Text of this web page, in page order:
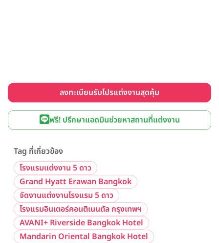
ลงทะเบียนรับโปรแต่งงานสุดคุ้ม
ฟรี! ปรึกษาแอดมินช่วยหาสถานที่แต่งงาน
Tag ที่เกี่ยวข้อง
โรงแรมแต่งงาน 5 ดาว
Grand Hyatt Erawan Bangkok
จัดงานแต่งงานโรงแรม 5 ดาว
โรงแรมอินเตอร์คอนติเนนตัล กรุงเทพฯ
AVANI+ Riverside Bangkok Hotel
Mandarin Oriental Bangkok Hotel